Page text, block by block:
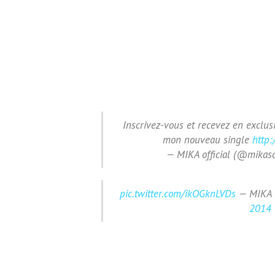
Inscrivez-vous et recevez en
mon nouveau single
— MIKA official
pic.twitter.com/ikOGknLVDs— MIKA
2014